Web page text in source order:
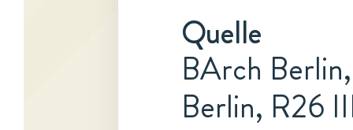
Quelle
BArch
Berlin, R26